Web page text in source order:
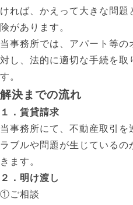
ければ、かえって大きな問
険があります。
当事務所では、アパート等の
対し、法的に適切な手続を取
す。
解決までの流れ
１．賃貸請求
当事務所にて、不動産取引を
ラブルや問題が生じている
きます。
２．明け渡し
①ご相談